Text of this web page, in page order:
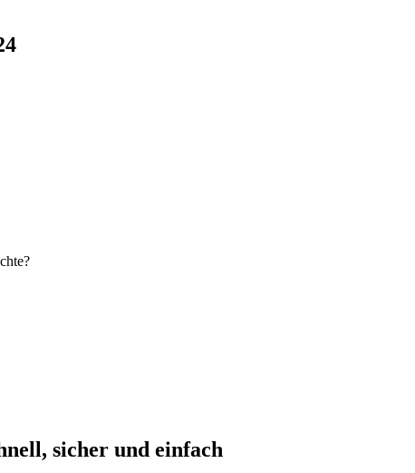
sicher und einfach